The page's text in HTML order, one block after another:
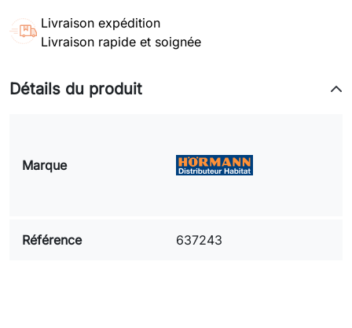
Livraison expédition
Livraison rapide et soignée
Détails du produit
Marque
Référence 637243